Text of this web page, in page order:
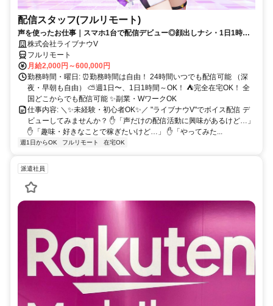
配信スタッフ(フルリモート)
声を使ったお仕事｜スマホ1台で配信デビュー◎顔出しナシ・1日1時間
～OK♪
株式会社ライブナウV
フルリモート
月給2,000円～600,000円
勤務時間・曜日: ⏰勤務時間は自由！ 24時間いつでも配信可能 （深
夜・早朝も自由） ⛅週1日〜、1日1時間～OK！ ⛺完全在宅OK！ 全
国どこからでも配信可能 ✨副業・WワークOK
仕事内容: ＼✨未経験・初心者OK✨／ "ライブナウV"でボイス配信 デ
ビューしてみませんか？ ✋「声だけの配信活動に興味があるけど…」
✋「趣味・好きなことで稼ぎたいけど…」 ✋「やってみた...
週1日からOK フルリモート 在宅OK
派遣社員